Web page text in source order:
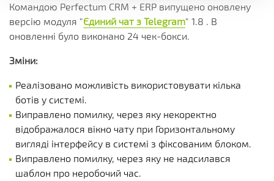
Командою Perfectum CRM + ERP випущено оновлену
версію модуля "Єдиний чат з Telegram" 1.8 . В
оновленні було виконано 24 чек-бокси.
Зміни:
Реалізовано можливість використовувати кілька
ботів у системі.
Виправлено помилку, через яку некоректно
відображалося вікно чату при Горизонтальному
вигляді інтерфейсу в системі з фіксованим блоком.
Виправлено помилку, через яку не надсилався
шаблон про неробочий час.